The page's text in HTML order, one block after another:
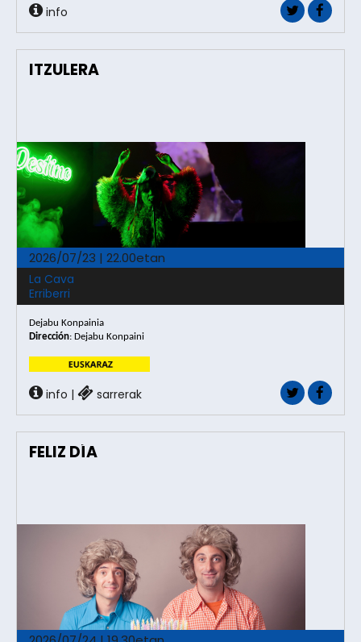
info
ITZULERA
2026/07/23 | 22.00etan
La Cava
Erriberri
Dejabu Konpainia
Dirección: Dejabu Konpaini
info | sarrerak
FELIZ DÍA